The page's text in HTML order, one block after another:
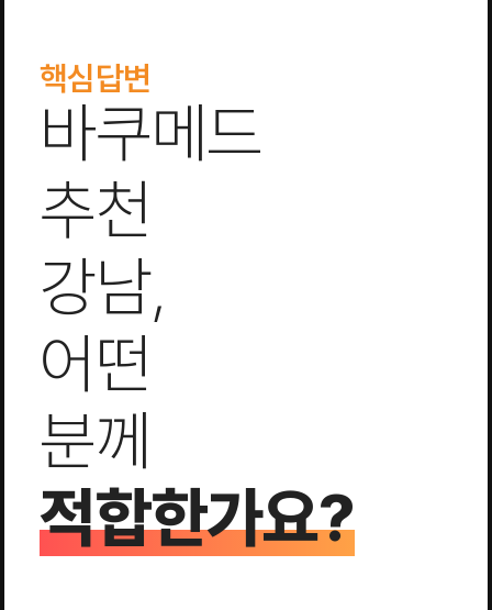
핵심답변
바쿠메드
추천
강남,
어떤
분께
적합한가요?